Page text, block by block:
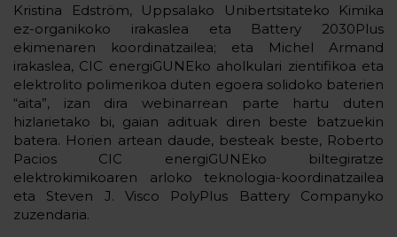
Kristina Edström, Uppsalako Unibertsitateko Kimika
ez-organikoko irakaslea eta Battery 2030Plus
ekimenaren koordinatzailea; eta Michel Armand
irakaslea, CIC energiGUNEko aholkulari zientifikoa eta
elektrolito polimerikoa duten egoera solidoko baterien
“aita”, izan dira webinarrean parte hartu duten
hizlarietako bi, gaian adituak diren beste batzuekin
batera. Horien artean daude, besteak beste, Roberto
Pacios CIC energiGUNEko biltegiratze
elektrokimikoaren arloko teknologia-koordinatzailea
eta Steven J. Visco PolyPlus Battery Companyko
zuzendaria.